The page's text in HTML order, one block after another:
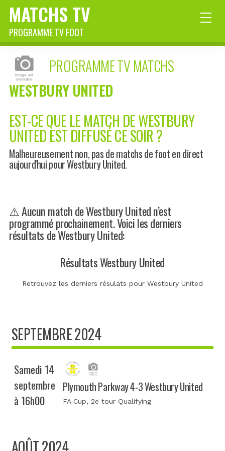
MATCHS TV
PROGRAMME TV FOOT
PROGRAMME TV MATCHS
WESTBURY UNITED
EST-CE QUE LE MATCH DE WESTBURY
UNITED EST DIFFUSÉ CE SOIR ?
Malheureusement non, pas de matchs de foot en direct
aujourd'hui pour Westbury United.
⚠️ Aucun match de Westbury United n’est
programmé prochainement. Voici les derniers
résultats de Westbury United:
Résultats Westbury United
Retrouvez les derniers résulats pour Westbury United
SEPTEMBRE 2024
Samedi 14
septembre
à 16h00
Plymouth Parkway 4-3 Westbury United
FA Cup, 2e tour Qualifying
AOÛT 2024